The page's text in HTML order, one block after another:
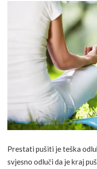
Prestati pušiti je teška
svjesno odluči da je kraj